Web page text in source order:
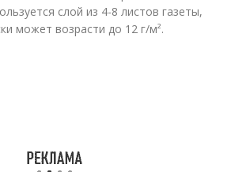
слой из 4-8 листов газеты,
может возрасти до 12 г/м².